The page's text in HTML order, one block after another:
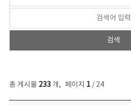
총 게시물 233개, 페이지 1/ 24
보도자료 목록 - 번호, 제목, 작성자, 파일, 조회수, 작성일 정보 제공